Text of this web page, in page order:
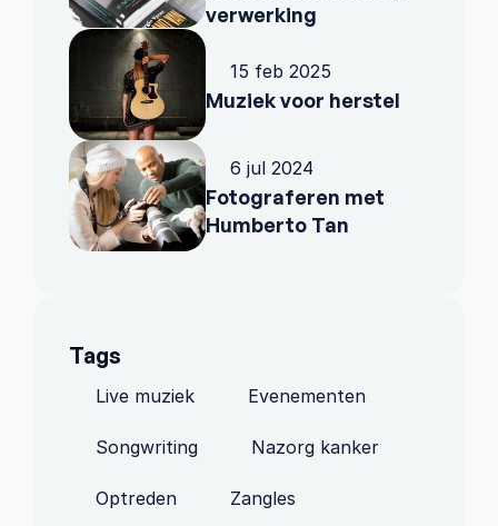
verwerking
15 feb 2025
Muziek voor herstel
6 jul 2024
Fotograferen met
Humberto Tan
Tags
Live muziek Evenementen
Songwriting Nazorg kanker
Optreden Zangles